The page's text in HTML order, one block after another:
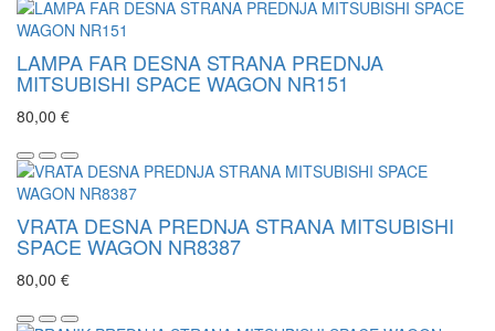
LAMPA FAR DESNA STRANA PREDNJA
MITSUBISHI SPACE WAGON NR151
80,00 €
VRATA DESNA PREDNJA STRANA MITSUBISHI
SPACE WAGON NR8387
80,00 €